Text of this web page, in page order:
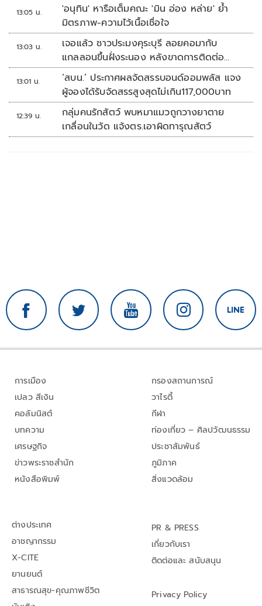
13:05 น.
'อนุทิน' หารือเต็มคณะ 'มิน อ่อง หล่าย' ย้ำ
มิตรภาพ-ความไว้เนื้อเชื่อใจ
13:03 น.
เจอแล้ว ชาวประมงคุระบุรี ลอยคอมากับ
แกลลอนขึ้นฝั่งระนอง หลังขาดการติดต่อ
หลายวัน
13:01 น.
‘สบน.’ ประกาศผลจัดสรรบอนด์ออมพลัส แจง
ผู้จองได้รับจัดสรรสูงสุดไม่เกิน117,000บาท
12:39 น.
กลุ่มคนรักสัตว์ พบหมาแมวถูกวางยาตาย
เกลื่อนในวัด แจ้งตร.เอาผิดทารุณสัตว์
การเมือง
เปลว สีเงิน
คอลัมนิสต์
บทความ
เศรษฐกิจ
ข่าวพระราชสำนัก
หนังสือพิมพ์
กรองสถานการณ์
วาไรตี้
กีฬา
ท่องเที่ยว – ศิลปวัฒนธรรม
ประชาสัมพันธ์
ภูมิภาค
สิ่งแวดล้อม
ต่างประเทศ
อาชญากรรม
X-CITE
ยานยนต์
สาธารณสุข-คุณภาพชีวิต
PR & PRESS
เกี่ยวกับเรา
ติดต่อและ สนับสนุน
Privacy Policy